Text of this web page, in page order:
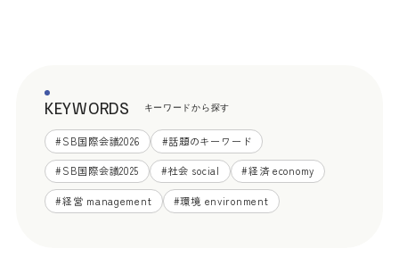
KEYWORDS キーワードから探す
#SB国際会議2026 #話題のキーワード
#SB国際会議2025 #社会 social #経済 economy
#経営 management #環境 environment